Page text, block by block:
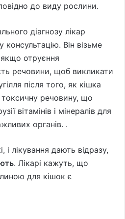
до виду рослини.
діагнозу лікар
Він візьме
якщо отруєння
речовини, щоб викликати
після того, як кішка
речовину, що
вітамінів і мінералів для
органів. .
лікування дають відразу,
. Лікарі кажуть, що
для кішок є